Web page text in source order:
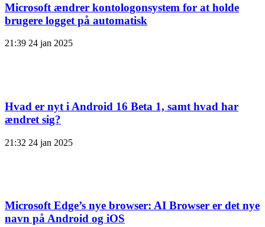
Microsoft ændrer kontologonsystem for at holde
brugere logget på automatisk
21:39 24 jan 2025
Hvad er nyt i Android 16 Beta 1, samt hvad har
ændret sig?
21:32 24 jan 2025
Microsoft Edge’s nye browser: AI Browser er det nye
navn på Android og iOS